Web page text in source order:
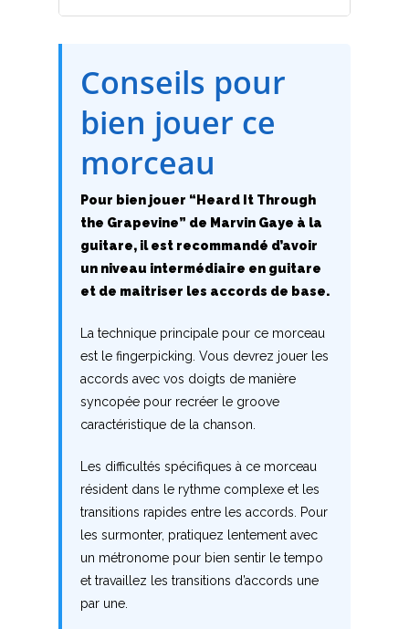
Conseils pour
bien jouer ce
morceau
Pour bien jouer “Heard It Through
the Grapevine” de Marvin Gaye à la
guitare, il est recommandé d’avoir
un niveau intermédiaire en guitare
et de maitriser les accords de base.
La technique principale pour ce morceau
est le fingerpicking. Vous devrez jouer les
accords avec vos doigts de manière
syncopée pour recréer le groove
caractéristique de la chanson.
Les difficultés spécifiques à ce morceau
résident dans le rythme complexe et les
transitions rapides entre les accords. Pour
les surmonter, pratiquez lentement avec
un métronome pour bien sentir le tempo
et travaillez les transitions d’accords une
par une.
B
D
E
F
H
I
K
L
M